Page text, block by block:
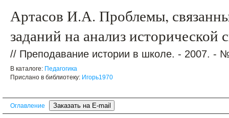
Артасов И.А. Проблемы,
заданий на анализ исторической
// Преподавание истории в школе. - 2007. -
В каталоге: Педагогика
Прислано в библиотеку: Игорь1970
Оглавление